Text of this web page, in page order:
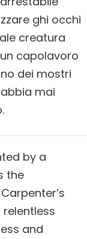
ghi occhi
creatura
capolavoro
dei mostri
mai
by a
the
and